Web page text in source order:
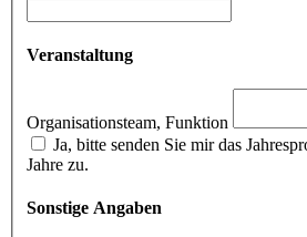
Veranstaltung
Organisationsteam, Funktion
Ja, bitte senden Sie mir das
Jahre zu.
Sonstige Angaben